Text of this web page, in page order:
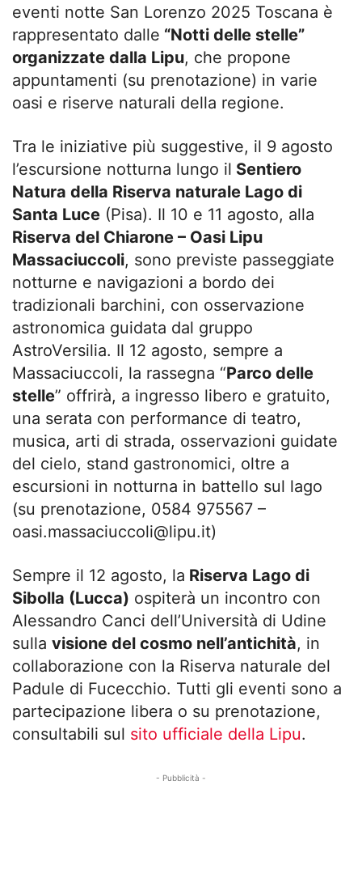
eventi notte San Lorenzo 2025 Toscana è
rappresentato dalle “Notti delle stelle”
organizzate dalla Lipu, che propone
appuntamenti (su prenotazione) in varie
oasi e riserve naturali della regione.
Tra le iniziative più suggestive, il 9 agosto
l’escursione notturna lungo il Sentiero
Natura della Riserva naturale Lago di
Santa Luce (Pisa). Il 10 e 11 agosto, alla
Riserva del Chiarone – Oasi Lipu
Massaciuccoli, sono previste passeggiate
notturne e navigazioni a bordo dei
tradizionali barchini, con osservazione
astronomica guidata dal gruppo
AstroVersilia. Il 12 agosto, sempre a
Massaciuccoli, la rassegna “Parco delle
stelle” offrirà, a ingresso libero e gratuito,
una serata con performance di teatro,
musica, arti di strada, osservazioni guidate
del cielo, stand gastronomici, oltre a
escursioni in notturna in battello sul lago
(su prenotazione, 0584 975567 –
oasi.massaciuccoli@lipu.it)
Sempre il 12 agosto, la Riserva Lago di
Sibolla (Lucca) ospiterà un incontro con
Alessandro Canci dell’Università di Udine
sulla visione del cosmo nell’antichità, in
collaborazione con la Riserva naturale del
Padule di Fucecchio. Tutti gli eventi sono a
partecipazione libera o su prenotazione,
consultabili sul sito ufficiale della Lipu.
- Pubblicità -